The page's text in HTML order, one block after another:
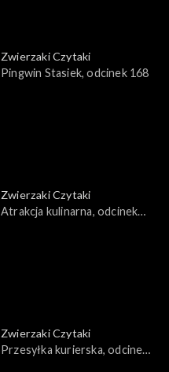
Zwierzaki Czytaki
Pingwin Stasiek, odcinek 168
Zwierzaki Czytaki
Atrakcja kulinarna, odcinek
Zwierzaki Czytaki
Przesyłka kurierska, odcinek